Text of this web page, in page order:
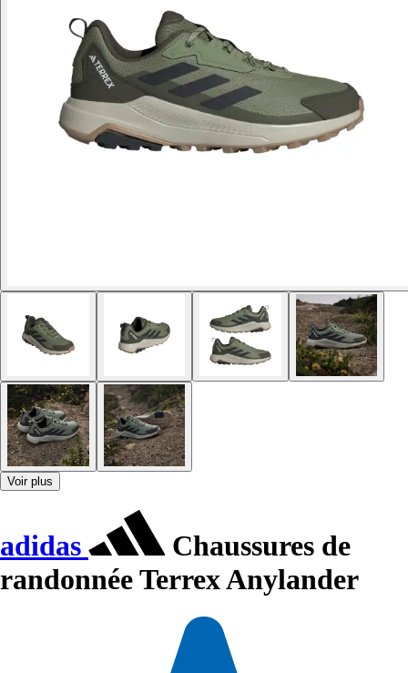
Voir plus
adidas
Chaussures de
randonnée Terrex Anylander